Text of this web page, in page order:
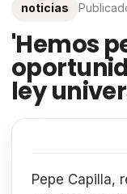
noticias
'Hemos
ley
Pepe Capilla,